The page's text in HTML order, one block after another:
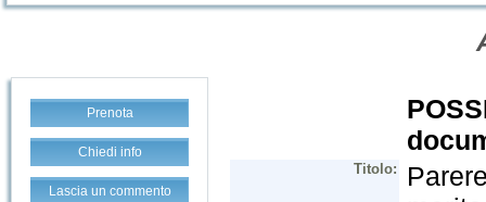
Prenota
Chiedi info
Lascia un commento